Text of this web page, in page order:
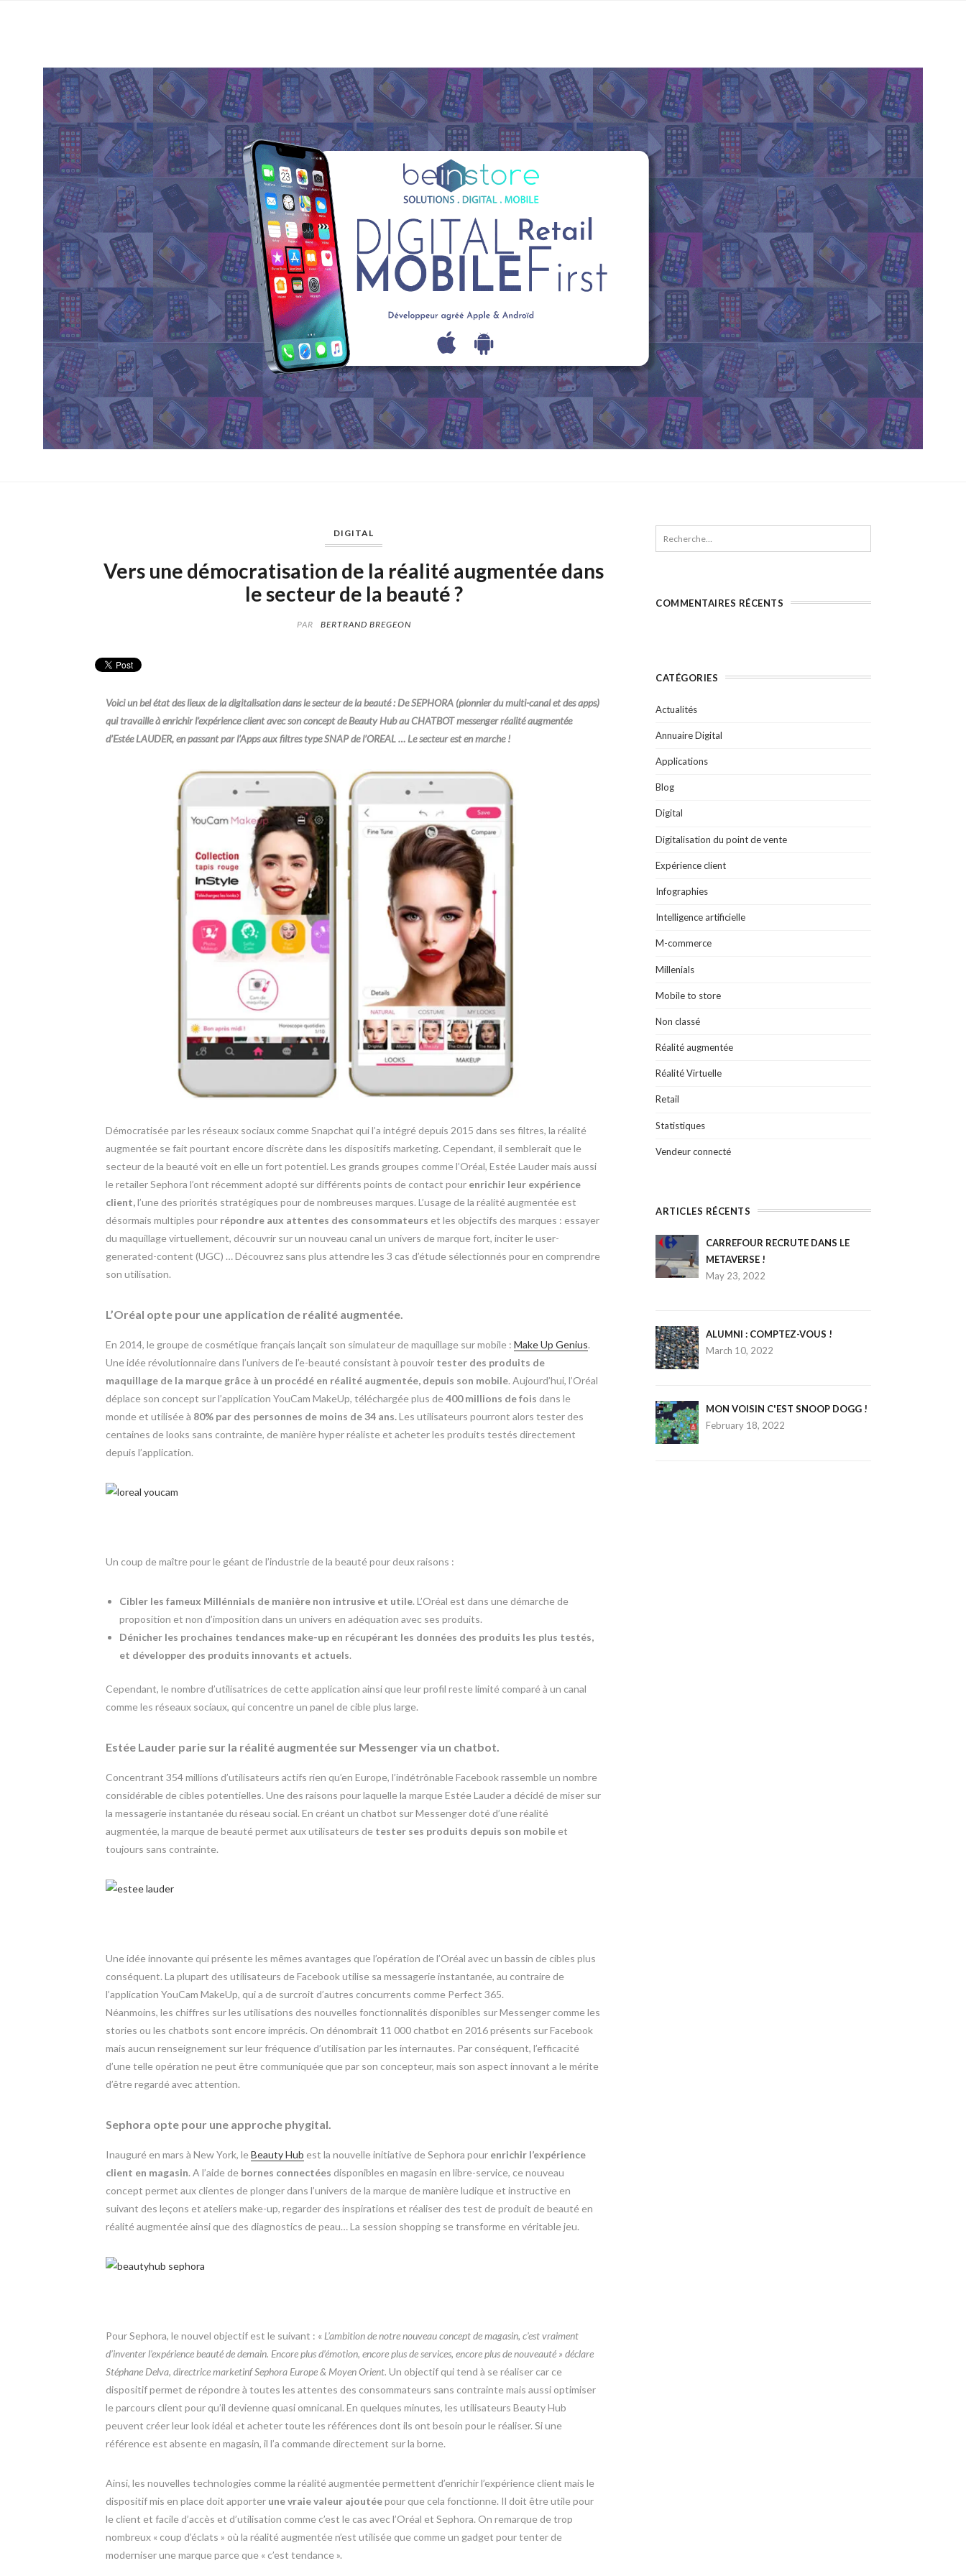
DIGITAL
Vers une démocratisation de la réalité augmentée dans
le secteur de la beauté ?
PAR BERTRAND BREGEON
Voici un bel état des lieux de la digitalisation dans le secteur de la beauté : De SEPHORA (pionnier du multi-canal et des apps)
qui travaille à enrichir l’expérience client avec son concept de Beauty Hub au CHATBOT messenger réalité augmentée
d’Estée LAUDER, en passant par l’Apps aux filtres type SNAP de l’OREAL … Le secteur est en marche !
Démocratisée par les réseaux sociaux comme Snapchat qui l’a intégré depuis 2015 dans ses filtres, la réalité
augmentée se fait pourtant encore discrète dans les dispositifs marketing. Cependant, il semblerait que le
secteur de la beauté voit en elle un fort potentiel. Les grands groupes comme l’Oréal, Estée Lauder mais aussi
le retailer Sephora l’ont récemment adopté sur différents points de contact pour enrichir leur expérience
client,l’une des priorités stratégiques pour de nombreuses marques. L’usage de la réalité augmentée est
désormais multiples pour répondre aux attentes des consommateurs et les objectifs des marques : essayer
du maquillage virtuellement, découvrir sur un nouveau canal un univers de marque fort, inciter le user-
generated-content (UGC) … Découvrez sans plus attendre les 3 cas d’étude sélectionnés pour en comprendre
son utilisation.
L’Oréal opte pour une application de réalité augmentée.
En 2014, le groupe de cosmétique français lançait son simulateur de maquillage sur mobile : Make Up Genius.
Une idée révolutionnaire dans l’univers de l’e-beauté consistant à pouvoir tester des produits de
maquillage de la marque grâce à un procédé en réalité augmentée, depuis son mobile. Aujourd’hui, l’Oréal
déplace son concept sur l’application YouCam MakeUp, téléchargée plus de400 millions de fois dans le
monde et utilisée à 80% par des personnes de moins de 34 ans.Les utilisateurs pourront alors tester des
centaines de looks sans contrainte, de manière hyper réaliste et acheter les produits testés directement
depuis l’application.
Un coup de maître pour le géant de l’industrie de la beauté pour deux raisons :
Cibler les fameux Millénnials de manière non intrusive et utile. L’Oréal est dans une démarche de
proposition et non d’imposition dans un univers en adéquation avec ses produits.
Dénicher les prochaines tendances make-up en récupérant les données des produits les plus testés,
et développer des produits innovants et actuels.
Cependant, le nombre d’utilisatrices de cette application ainsi que leur profil reste limité comparé à un canal
comme les réseaux sociaux, qui concentre un panel de cible plus large.
Estée Lauder parie sur la réalité augmentée sur Messenger via un chatbot.
Concentrant 354 millions d’utilisateurs actifs rien qu’en Europe, l’indétrônable Facebook rassemble un nombre
considérable de cibles potentielles. Une des raisons pour laquelle la marque Estée Lauder a décidé de miser sur
la messagerie instantanée du réseau social. En créant un chatbot sur Messenger doté d’une réalité
augmentée, la marque de beauté permet aux utilisateurs de tester ses produits depuis son mobile et
toujours sans contrainte.
Une idée innovante qui présente les mêmes avantages que l’opération de l’Oréal avec un bassin de cibles plus
conséquent. La plupart des utilisateurs de Facebook utilise sa messagerie instantanée, au contraire de
l’application YouCam MakeUp, qui a de surcroit d’autres concurrents comme Perfect 365.
Néanmoins, les chiffres sur les utilisations des nouvelles fonctionnalités disponibles sur Messenger comme les
stories ou les chatbots sont encore imprécis. On dénombrait 11 000 chatbot en 2016 présents sur Facebook
mais aucun renseignement sur leur fréquence d’utilisation par les internautes. Par conséquent, l’efficacité
d’une telle opération ne peut être communiquée que par son concepteur, mais son aspect innovant a le mérite
d’être regardé avec attention.
Sephora opte pour une approche phygital.
Inauguré en mars à New York, leBeauty Hub est la nouvelle initiative de Sephora pour enrichir l’expérience
client en magasin. A l’aide de bornes connectées disponibles en magasin en libre-service, ce nouveau
concept permet aux clientes de plonger dans l’univers de la marque de manière ludique et instructive en
suivant des leçons et ateliers make-up, regarder des inspirations et réaliser des test de produit de beauté en
réalité augmentée ainsi que des diagnostics de peau… La session shopping se transforme en véritable jeu.
Pour Sephora, le nouvel objectif est le suivant : «L’ambition de notre nouveau concept de magasin, c’est vraiment
d’inventer l’expérience beauté de demain. Encore plus d’émotion, encore plus de services, encore plus de nouveauté » déclare
Stéphane Delva, directrice marketinf Sephora Europe & Moyen Orient. Un objectif qui tend à se réaliser car ce
dispositif permet de répondre à toutes les attentes des consommateurs sans contrainte mais aussi optimiser
le parcours client pour qu’il devienne quasi omnicanal. En quelques minutes, les utilisateurs Beauty Hub
peuvent créer leur look idéal et acheter toute les références dont ils ont besoin pour le réaliser. Si une
référence est absente en magasin, il l’a commande directement sur la borne.
Ainsi, les nouvelles technologies comme la réalité augmentée permettent d’enrichir l’expérience client mais le
dispositif mis en place doit apporter une vraie valeur ajoutéepour que cela fonctionne. Il doit être utile pour
le client et facile d’accès et d’utilisation comme c’est le cas avec l’Oréal et Sephora. On remarque de trop
nombreux « coup d’éclats » où la réalité augmentée n’est utilisée que comme un gadget pour tenter de
moderniser une marque parce que « c’est tendance ».
COMMENTAIRES RÉCENTS
CATÉGORIES
Actualités
Annuaire Digital
Applications
Blog
Digital
Digitalisation du point de vente
Expérience client
Infographies
Intelligence artificielle
M-commerce
Millenials
Mobile to store
Non classé
Réalité augmentée
Réalité Virtuelle
Retail
Statistiques
Vendeur connecté
ARTICLES RÉCENTS
CARREFOUR RECRUTE DANS LE
METAVERSE !
May 23, 2022
ALUMNI : COMPTEZ-VOUS !
March 10, 2022
MON VOISIN C'EST SNOOP DOGG !
February 18, 2022